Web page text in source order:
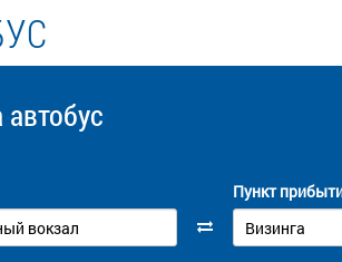
автобус
Пункт